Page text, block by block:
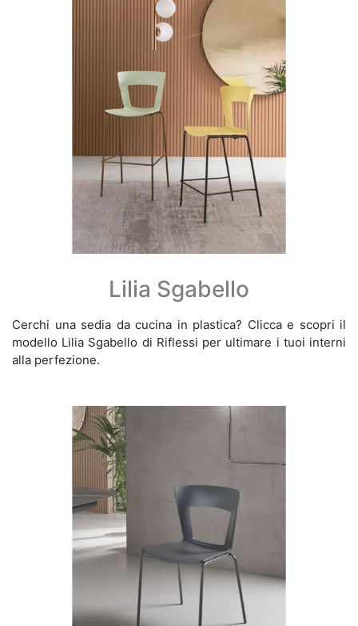
Lilia Sgabello
Cerchi una sedia da cucina in plastica? Clicca e scopri il
modello Lilia Sgabello di Riflessi per ultimare i tuoi interni
alla perfezione.